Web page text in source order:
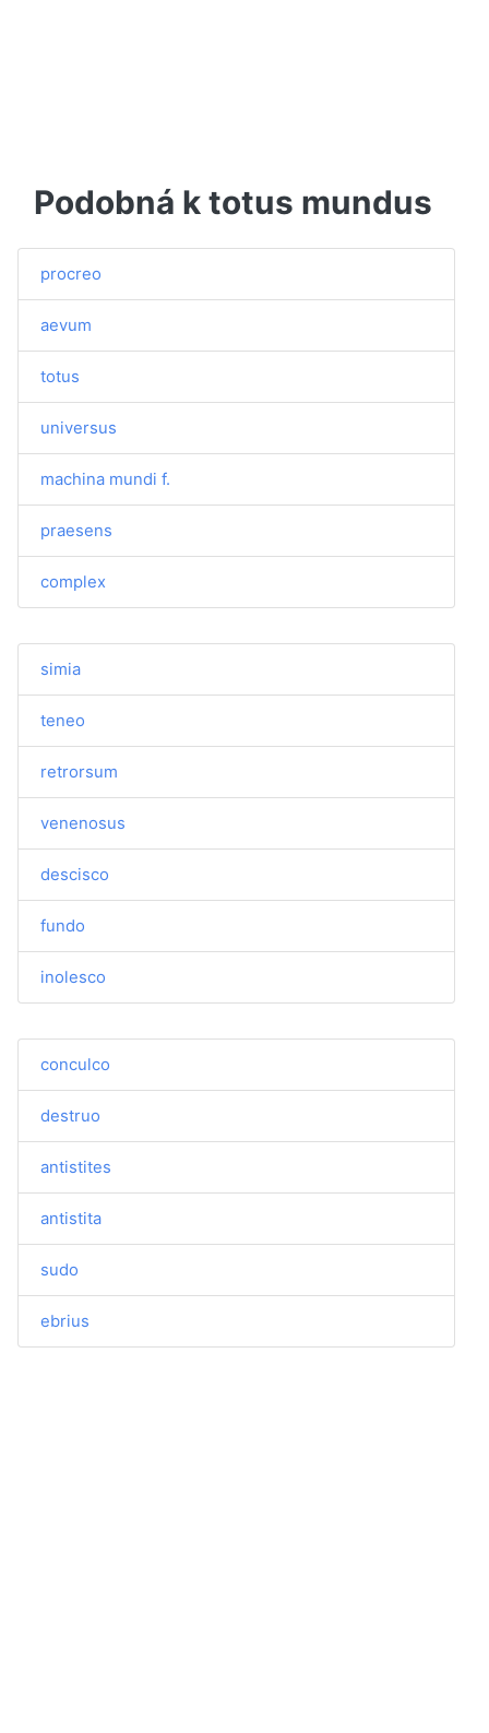
Podobná k totus mundus
procreo
aevum
totus
universus
machina mundi f.
praesens
complex
simia
teneo
retrorsum
venenosus
descisco
fundo
inolesco
conculco
destruo
antistites
antistita
sudo
ebrius